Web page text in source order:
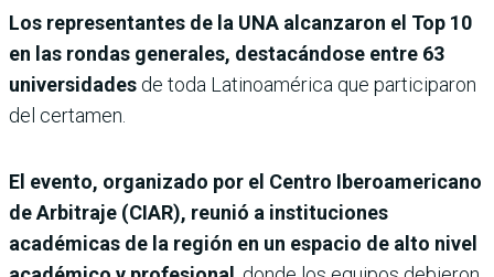
Los representantes de la UNA alcanzaron el Top 10
en las rondas generales, destacándose entre 63
universidades de toda Latinoamérica que participaron
del certamen.
El evento, organizado por el Centro Iberoamericano
de Arbitraje (CIAR), reunió a instituciones
académicas de la región en un espacio de alto nivel